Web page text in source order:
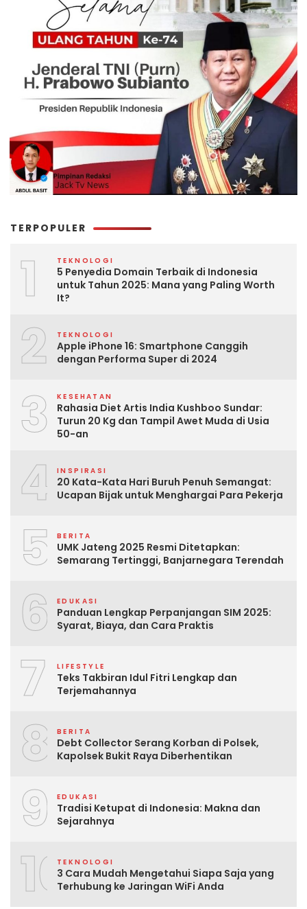
TERPOPULER
1 TEKNOLOGI
5 Penyedia Domain Terbaik di Indonesia
untuk Tahun 2025: Mana yang Paling Worth
It?
2 TEKNOLOGI
Apple iPhone 16: Smartphone Canggih
dengan Performa Super di 2024
3 KESEHATAN
Rahasia Diet Artis India Kushboo Sundar:
Turun 20 Kg dan Tampil Awet Muda di Usia
50-an
4 INSPIRASI
20 Kata-Kata Hari Buruh Penuh Semangat:
Ucapan Bijak untuk Menghargai Para Pekerja
5 BERITA
UMK Jateng 2025 Resmi Ditetapkan:
Semarang Tertinggi, Banjarnegara Terendah
6 EDUKASI
Panduan Lengkap Perpanjangan SIM 2025:
Syarat, Biaya, dan Cara Praktis
7 LIFESTYLE
Teks Takbiran Idul Fitri Lengkap dan
Terjemahannya
8 BERITA
Debt Collector Serang Korban di Polsek,
Kapolsek Bukit Raya Diberhentikan
9 EDUKASI
Tradisi Ketupat di Indonesia: Makna dan
Sejarahnya
10TEKNOLOGI
3 Cara Mudah Mengetahui Siapa Saja yang
Terhubung ke Jaringan WiFi Anda